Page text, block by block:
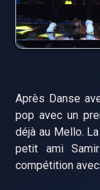
Après Danse
pop avec un
déjà au Mello.
petit ami
compétition